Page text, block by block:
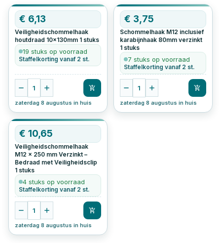
€ 6,13
Veiligheidschommelhaak
houtdraad 10x130mm 1 stuks
19 stuks op voorraad
Staffelkorting vanaf 2 st.
1
zaterdag 8 augustus in huis
€ 3,75
Schommelhaak M12 inclusief
karabijnhaak 80mm verzinkt
1 stuks
7 stuks op voorraad
Staffelkorting vanaf 2 st.
1
zaterdag 8 augustus in huis
€10,65
Veiligheidschommelhaak
M12 x 250 mm Verzinkt –
Bedraad met Veiligheidsclip
1 stuks
4 stuks op voorraad
Staffelkorting vanaf 2 st.
1
zaterdag 8 augustus in huis